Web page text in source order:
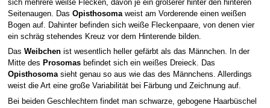
sich mehrere weiße Flecken, davon je ein größerer hinter den hinteren
Seitenaugen. Das Opisthosomaweist am Vorderende einen weißen
Bogen auf. Dahinter befinden sich weiße Fleckenpaare, von denen vier
ein schräg stehendes Kreuz vor dem Hinterende bilden.
Das Weibchenist wesentlich heller gefärbt als das Männchen. In der
Mitte des Prosomasbefindet sich ein weißes Dreieck. Das
Opisthosomasieht genau so aus wie das des Männchens. Allerdings
weist die Art eine große Variabilität bei Färbung und Zeichnung auf.
Bei beiden Geschlechtern findet man schwarze, gebogene Haarbüschel